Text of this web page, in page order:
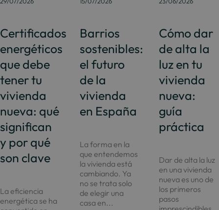
Certificados
energéticos
que debe
tener tu
vivienda
nueva: qué
significan
y por qué
son clave
La eficiencia
energética se ha
Barrios
sostenibles:
el futuro
de la
vivienda
en España
La forma en la
que entendemos
la vivienda está
cambiando. Ya
no se trata solo
de elegir una
casa en...
Cómo dar
de alta la
luz en tu
vivienda
nueva:
guía
práctica
Dar de alta la luz
en una vivienda
nueva es uno de
los primeros
pasos